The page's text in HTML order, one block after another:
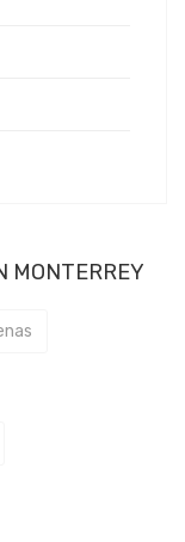
MONTERREY